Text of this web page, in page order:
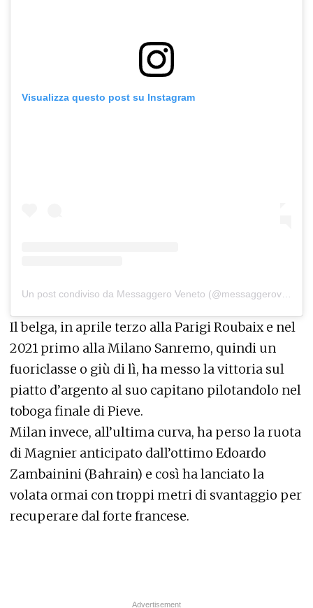
Visualizza questo post su Instagram
Il belga, in aprile terzo alla Parigi Roubaix e nel
2021 primo alla Milano Sanremo, quindi un
fuoriclasse o giù di lì, ha messo la vittoria sul
piatto d’argento al suo capitano pilotandolo nel
toboga finale di Pieve.
Milan invece, all’ultima curva, ha perso la ruota
di Magnier anticipato dall’ottimo Edoardo
Zambainini (Bahrain) e così ha lanciato la
volata ormai con troppi metri di svantaggio per
recuperare dal forte francese.